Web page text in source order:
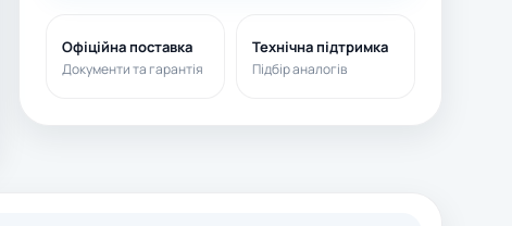
Офіційна поставка
Документи та гарантія
Технічна підтримка
Підбір аналогів